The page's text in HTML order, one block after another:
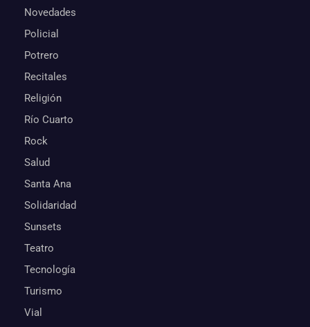
Novedades
Policial
Potrero
Recitales
Religión
Río Cuarto
Rock
Salud
Santa Ana
Solidaridad
Sunsets
Teatro
Tecnología
Turismo
Vial